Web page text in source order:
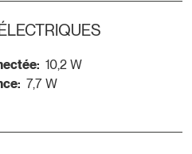
10,2 W
7,7 W